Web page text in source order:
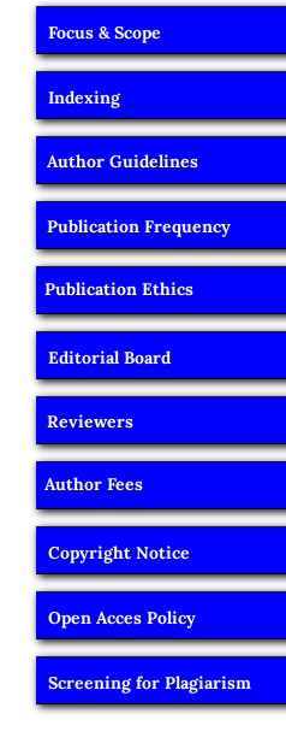
Focus & Scope
Indexing
Author Guidelines
Publication Frequency
Publication Ethics
Editorial Board
Reviewers
Author Fees
Copyright Notice
Open Acces Policy
Screening for Plagiarism